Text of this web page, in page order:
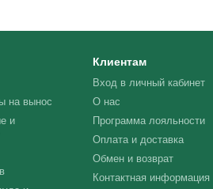
на вынос
и
Клиентам
Вход в личный кабинет
О нас
Программа лояльности
Оплата и доставка
Обмен и возврат
Контактная информация